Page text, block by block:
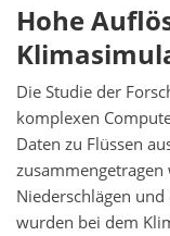
Hohe
Die Studie der
komplexen
Daten zu Flüssen
Niederschlägen
wurden bei dem